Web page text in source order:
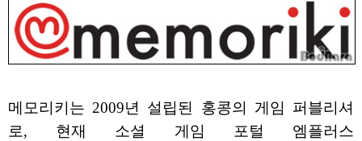
메모리키는 2009년 설립된 홍콩의 게임 퍼블리셔
로, 현재 소셜 게임 포털 엠플러스